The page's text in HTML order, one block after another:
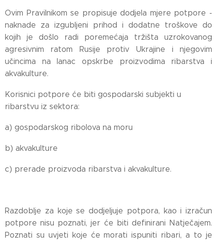
Ovim Pravilnikom se propisuje dodjela mjere potpore -
naknade za izgubljeni prihod i dodatne troškove do
kojih je došlo radi poremećaja tržišta uzrokovanog
agresivnim ratom Rusije protiv Ukrajine i njegovim
učincima na lanac opskrbe proizvodima ribarstva i
akvakulture.
Korisnici potpore će biti gospodarski subjekti u
ribarstvu iz sektora:
a) gospodarskog ribolova na moru
b) akvakulture
c) prerade proizvoda ribarstva i akvakulture.
Razdoblje za koje se dodjeljuje potpora, kao i izračun
potpore nisu poznati, jer će biti definirani Natječajem.
Poznati su uvjeti koje će morati ispuniti ribari, a to je